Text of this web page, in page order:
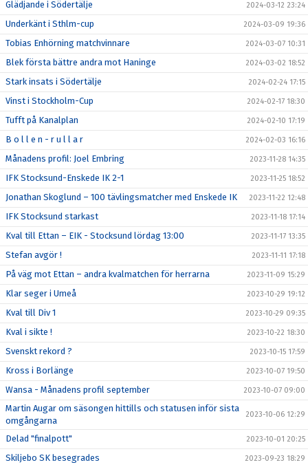
Glädjande i Södertälje 2024-03-12 23:24
Underkänt i Sthlm-cup 2024-03-09 19:36
Tobias Enhörning matchvinnare 2024-03-07 10:31
Blek första bättre andra mot Haninge 2024-03-02 18:52
Stark insats i Södertälje 2024-02-24 17:15
Vinst i Stockholm-Cup 2024-02-17 18:30
Tufft på Kanalplan 2024-02-10 17:19
B o l l e n - r u l l a r 2024-02-03 16:16
Månadens profil: Joel Embring 2023-11-28 14:35
IFK Stocksund-Enskede IK 2-1 2023-11-25 18:52
Jonathan Skoglund – 100 tävlingsmatcher med Enskede IK 2023-11-22 12:48
IFK Stocksund starkast 2023-11-18 17:14
Kval till Ettan – EIK - Stocksund lördag 13:00 2023-11-17 13:35
Stefan avgör ! 2023-11-11 17:18
På väg mot Ettan – andra kvalmatchen för herrarna 2023-11-09 15:29
Klar seger i Umeå 2023-10-29 19:12
Kval till Div 1 2023-10-29 09:35
Kval i sikte ! 2023-10-22 18:30
Svenskt rekord ? 2023-10-15 17:59
Kross i Borlänge 2023-10-07 19:50
Wansa - Månadens profil september 2023-10-07 09:00
Martin Augar om säsongen hittills och statusen inför sista
omgångarna
2023-10-06 12:29
Delad "finalpott" 2023-10-01 20:25
Skiljebo SK besegrades 2023-09-23 18:29